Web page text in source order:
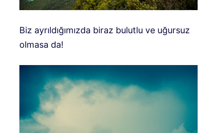
Biz ayrıldığımızda biraz bulutlu ve uğursuz
olmasa da!